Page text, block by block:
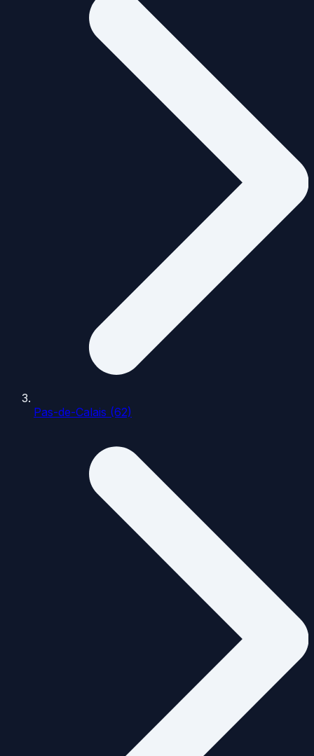
Pas-de-Calais (62)